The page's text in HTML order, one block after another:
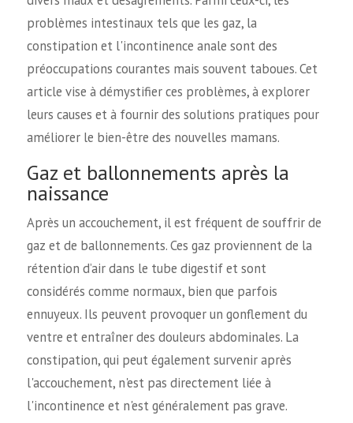
problèmes intestinaux tels que les gaz, la
constipation et l'incontinence anale sont des
préoccupations courantes mais souvent taboues. Cet
article vise à démystifier ces problèmes, à explorer
leurs causes et à fournir des solutions pratiques pour
améliorer le bien-être des nouvelles mamans.
Gaz et ballonnements après la
naissance
Après un accouchement, il est fréquent de souffrir de
gaz et de ballonnements. Ces gaz proviennent de la
rétention d’air dans le tube digestif et sont
considérés comme normaux, bien que parfois
ennuyeux. Ils peuvent provoquer un gonflement du
ventre et entraîner des douleurs abdominales. La
constipation, qui peut également survenir après
l'accouchement, n'est pas directement liée à
l'incontinence et n'est généralement pas grave.